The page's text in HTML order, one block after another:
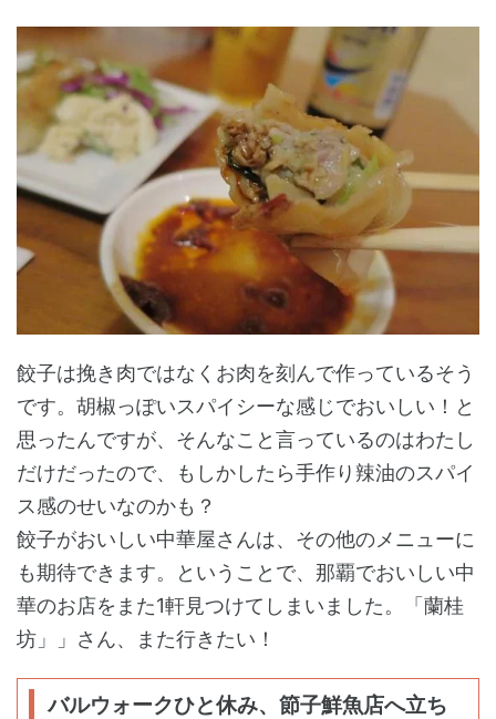
餃子は挽き肉ではなくお肉を刻んで作っているそう
です。胡椒っぽいスパイシーな感じでおいしい！と
思ったんですが、そんなこと言っているのはわたし
だけだったので、もしかしたら手作り辣油のスパイ
ス感のせいなのかも？
餃子がおいしい中華屋さんは、その他のメニューに
も期待できます。ということで、那覇でおいしい中
華のお店をまた1軒見つけてしまいました。「蘭桂
坊」」さん、また行きたい！
バルウォークひと休み、節子鮮魚店へ立ち